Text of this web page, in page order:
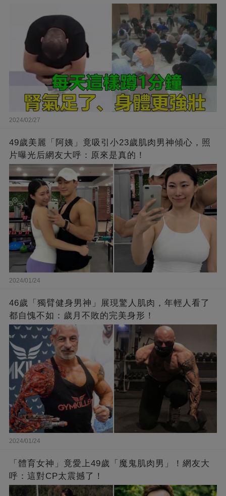
2024/02/27
49歲美麗「阿姨」竟吸引小23歲肌肉男神傾心，照
片曝光后網友大呼：原來是真的！
2024/01/24
46歲「獨臂健身男神」展現驚人肌肉，年輕人看了
都自愧不如：歲月不敗的完美身形！
2024/01/24
「體育女神」竟愛上49歲「魔鬼肌肉男」！網友大
呼：這對CP太震撼了！